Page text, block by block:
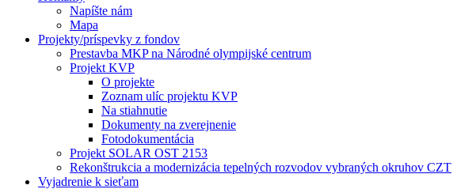
Napíšte nám
Mapa
Projekty/príspevky z fondov
Prestavba MKP na Národné olympijské centrum
Projekt KVP
O projekte
Zoznam ulíc projektu KVP
Na stiahnutie
Dokumenty na zverejnenie
Fotodokumentácia
Projekt SOLAR OST 2153
Rekonštrukcia a modernizácia tepelných rozvodov vybraných okruhov CZT
Vyjadrenie k sieťam